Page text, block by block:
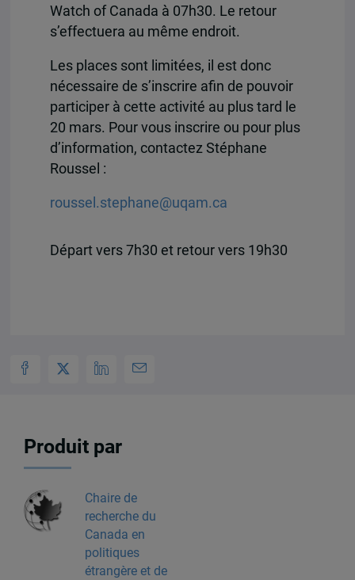
Watch of Canada à 07h30. Le retour
s’effectuera au même endroit.
Les places sont limitées, il est donc
nécessaire de s’inscrire afin de pouvoir
participer à cette activité au plus tard le
20 mars. Pour vous inscrire ou pour plus
d’information, contactez Stéphane
Roussel :
roussel.stephane@uqam.ca
Départ vers 7h30 et retour vers 19h30
Produit par
Chaire de
recherche du
Canada en
politiques
étrangère et de